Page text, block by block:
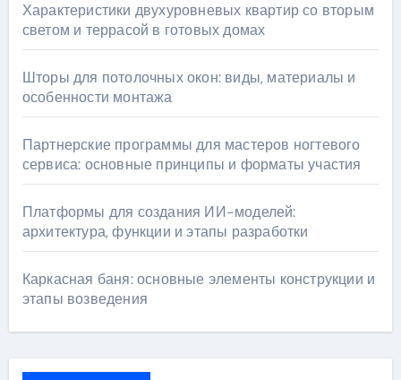
Характеристики двухуровневых квартир со вторым
светом и террасой в готовых домах
Шторы для потолочных окон: виды, материалы и
особенности монтажа
Партнерские программы для мастеров ногтевого
сервиса: основные принципы и форматы участия
Платформы для создания ИИ-моделей:
архитектура, функции и этапы разработки
Каркасная баня: основные элементы конструкции и
этапы возведения